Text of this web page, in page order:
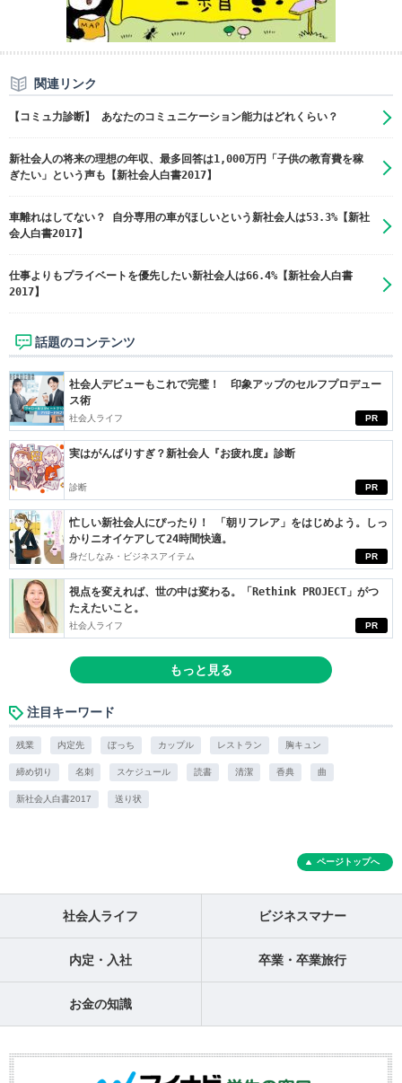
関連リンク
【コミュ力診断】 あなたのコミュニケーション能力はどれくらい？
新社会人の将来の理想の年収、最多回答は1,000万円「子供の教育費を稼
ぎたい」という声も【新社会人白書2017】
車離れはしてない？ 自分専用の車がほしいという新社会人は53.3%【新社
会人白書2017】
仕事よりもプライベートを優先したい新社会人は66.4%【新社会人白書
2017】
話題のコンテンツ
PR
社会人デビューもこれで完璧！ 印象アップのセルフプロデュー
ス術
社会人ライフ
PR
実はがんばりすぎ？新社会人『お疲れ度』診断
診断
PR
忙しい新社会人にぴったり！ 「朝リフレア」をはじめよう。しっ
かりニオイケアして24時間快適。
身だしなみ・ビジネスアイテム
PR
視点を変えれば、世の中は変わる。「Rethink PROJECT」がつ
たえたいこと。
社会人ライフ
もっと見る
注目キーワード
残業 内定先 ぼっち カップル レストラン 胸キュン
締め切り 名刺 スケジュール 読書 清潔 香典 曲
新社会人白書2017 送り状
ページトップへ
社会人ライフ ビジネスマナー
内定・入社 卒業・卒業旅行
お金の知識